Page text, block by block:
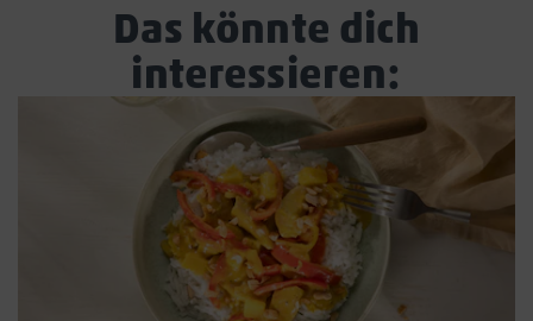
Das könnte dich
interessieren: